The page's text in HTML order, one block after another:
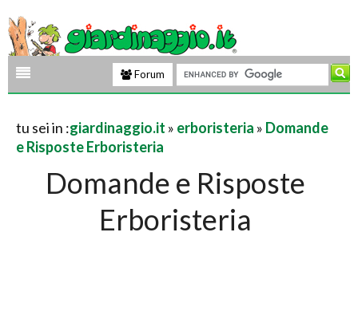
Forum
tu sei in :giardinaggio.it » erboristeria » Domande
e Risposte Erboristeria
Domande e Risposte
Erboristeria